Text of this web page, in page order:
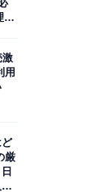
想
激
用
厳